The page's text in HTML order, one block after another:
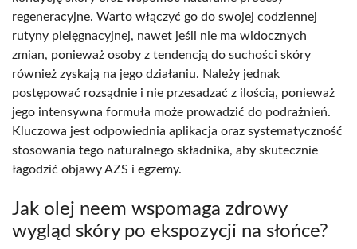
regeneracyjne. Warto włączyć go do swojej codziennej
rutyny pielęgnacyjnej, nawet jeśli nie ma widocznych
zmian, ponieważ osoby z tendencją do suchości skóry
również zyskają na jego działaniu. Należy jednak
postępować rozsądnie i nie przesadzać z ilością, ponieważ
jego intensywna formuła może prowadzić do podrażnień.
Kluczowa jest odpowiednia aplikacja oraz systematyczność
stosowania tego naturalnego składnika, aby skutecznie
łagodzić objawy AZS i egzemy.
Jak olej neem wspomaga zdrowy
wygląd skóry po ekspozycji na słońce?